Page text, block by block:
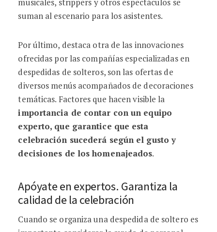
suman al escenario para los asistentes.
Por último, destaca otra de las innovaciones
ofrecidas por las compañías especializadas en
despedidas de solteros, son las ofertas de
diversos menús acompañados de decoraciones
temáticas. Factores que hacen visible la
importancia de contar con un equipo
experto, que garantice que esta
celebración sucederá según el gusto y
decisiones de los homenajeados.
Apóyate en expertos. Garantiza la
calidad de la celebración
Cuando se organiza una despedida de soltero es